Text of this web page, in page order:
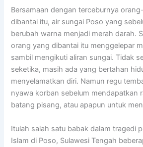
Bersamaan dengan terceburnya
dibantai itu, air sungai Poso yang
berubah warna menjadi merah darah.
orang yang dibantai itu menggelepar
sambil mengikuti aliran sungai. Tidak
seketika, masih ada yang bertahan
menyelamatkan diri. Namun regu
nyawa korban sebelum mendapatkan
batang pisang, atau apapun untuk
Itulah salah satu babak dalam tragedi
Islam di Poso, Sulawesi Tengah